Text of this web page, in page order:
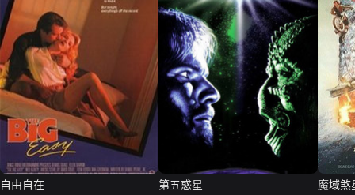
自由自在
第五惑星
魔域煞